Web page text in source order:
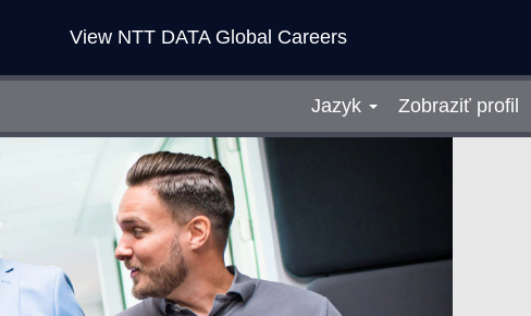
View NTT DATA Global Careers
Jazyk Zobraziť profil